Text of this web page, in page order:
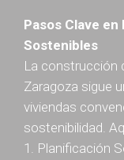
Pasos Clave
Sostenibles
La construcción
Zaragoza sigue
viviendas
sostenibilidad.
1. Planificación